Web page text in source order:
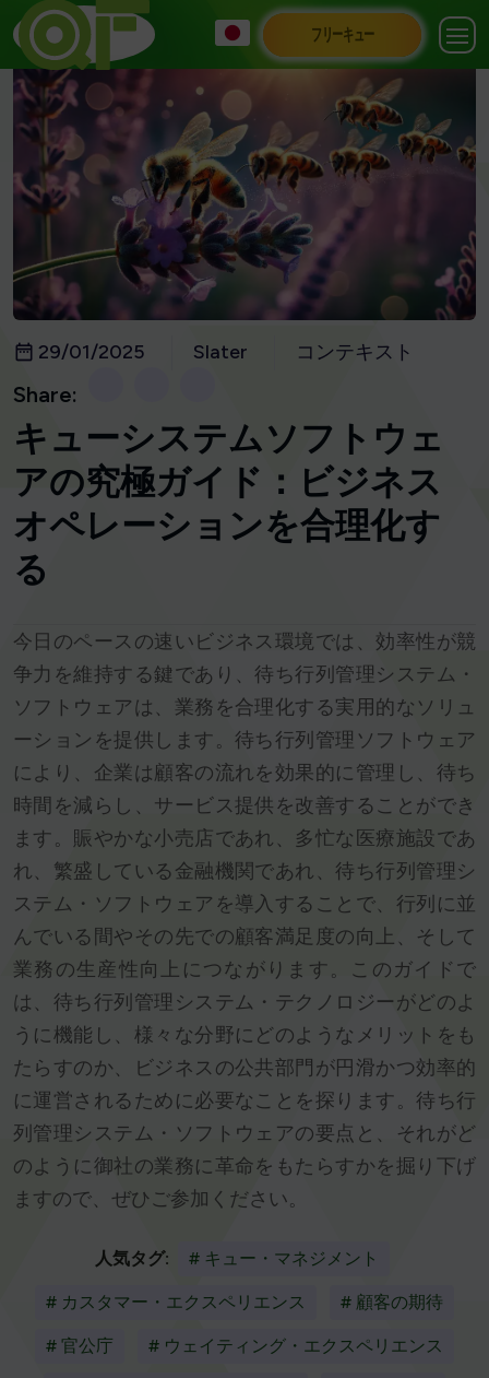
フリーキュー
29/01/2025 Slater コンテキスト
Share:
キューシステムソフトウェ
アの究極ガイド：ビジネス
オペレーションを合理化す
る
今日のペースの速いビジネス環境では、効率性が競
争力を維持する鍵であり、待ち行列管理システム・
ソフトウェアは、業務を合理化する実用的なソリュ
ーションを提供します。待ち行列管理ソフトウェア
により、企業は顧客の流れを効果的に管理し、待ち
時間を減らし、サービス提供を改善することができ
ます。賑やかな小売店であれ、多忙な医療施設であ
れ、繁盛している金融機関であれ、待ち行列管理シ
ステム・ソフトウェアを導入することで、行列に並
んでいる間やその先での顧客満足度の向上、そして
業務の生産性向上につながります。このガイドで
は、待ち行列管理システム・テクノロジーがどのよ
うに機能し、様々な分野にどのようなメリットをも
たらすのか、ビジネスの公共部門が円滑かつ効率的
に運営されるために必要なことを探ります。待ち行
列管理システム・ソフトウェアの要点と、それがど
のように御社の業務に革命をもたらすかを掘り下げ
ますので、ぜひご参加ください。
人気タグ: # キュー・マネジメント
# カスタマー・エクスペリエンス # 顧客の期待
# 官公庁 # ウェイティング・エクスペリエンス